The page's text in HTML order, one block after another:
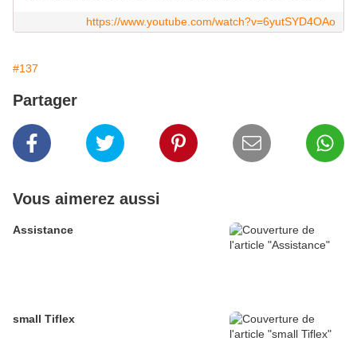
https://www.youtube.com/watch?v=6yutSYD4OAo
#137
Partager
Vous aimerez aussi
Assistance
small Tiflex